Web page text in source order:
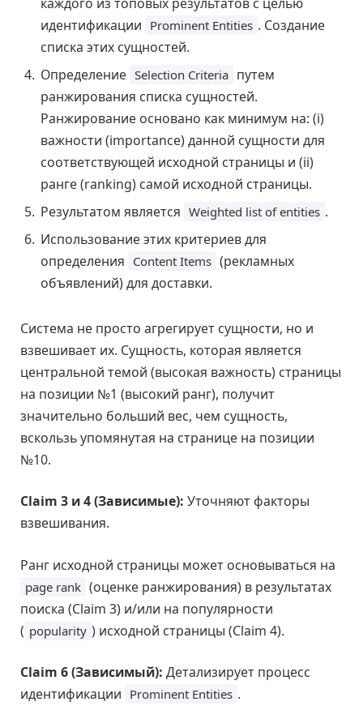
идентификации Prominent Entities . Создание
списка этих сущностей.
Определение Selection Criteria путем
ранжирования списка сущностей.
Ранжирование основано как минимум на: (i)
важности (importance) данной сущности для
соответствующей исходной страницы и (ii)
ранге (ranking) самой исходной страницы.
Результатом является Weighted list of entities .
Использование этих критериев для
определения Content Items (рекламных
объявлений) для доставки.
Система не просто агрегирует сущности, но и
взвешивает их. Сущность, которая является
центральной темой (высокая важность) страницы
на позиции №1 (высокий ранг), получит
значительно больший вес, чем сущность,
вскользь упомянутая на странице на позиции
№10.
Claim 3 и 4 (Зависимые): Уточняют факторы
взвешивания.
Ранг исходной страницы может основываться на
page rank (оценке ранжирования) в результатах
поиска (Claim 3) и/или на популярности
( popularity ) исходной страницы (Claim 4).
Claim 6 (Зависимый): Детализирует процесс
идентификации Prominent Entities .